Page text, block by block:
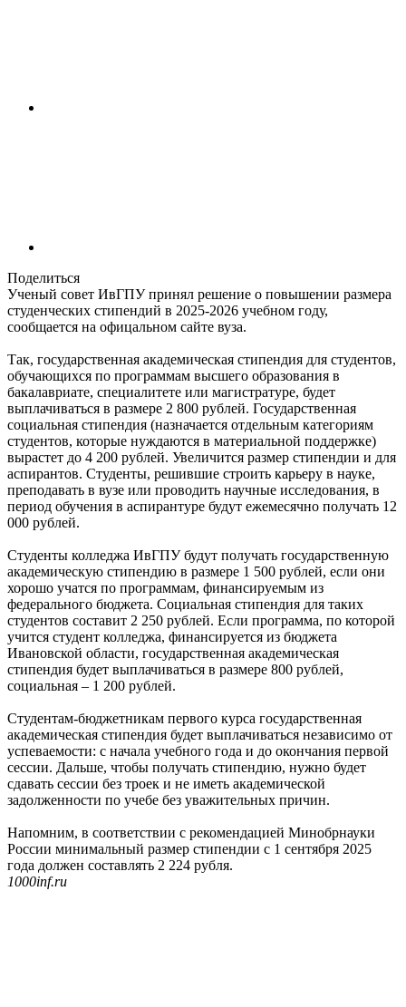
Поделиться
Ученый совет ИвГПУ принял решение о повышении размера
студенческих стипендий в 2025-2026 учебном году,
сообщается на офицальном сайте вуза.
Так, государственная академическая стипендия для студентов,
обучающихся по программам высшего образования в
бакалавриате, специалитете или магистратуре, будет
выплачиваться в размере 2 800 рублей. Государственная
социальная стипендия (назначается отдельным категориям
студентов, которые нуждаются в материальной поддержке)
вырастет до 4 200 рублей. Увеличится размер стипендии и для
аспирантов. Студенты, решившие строить карьеру в науке,
преподавать в вузе или проводить научные исследования, в
период обучения в аспирантуре будут ежемесячно получать 12
000 рублей.
Студенты колледжа ИвГПУ будут получать государственную
академическую стипендию в размере 1 500 рублей, если они
хорошо учатся по программам, финансируемым из
федерального бюджета. Социальная стипендия для таких
студентов составит 2 250 рублей. Если программа, по которой
учится студент колледжа, финансируется из бюджета
Ивановской области, государственная академическая
стипендия будет выплачиваться в размере 800 рублей,
социальная – 1 200 рублей.
Студентам-бюджетникам первого курса государственная
академическая стипендия будет выплачиваться независимо от
успеваемости: с начала учебного года и до окончания первой
сессии. Дальше, чтобы получать стипендию, нужно будет
сдавать сессии без троек и не иметь академической
задолженности по учебе без уважительных причин.
Напомним, в соответствии с рекомендацией Минобрнауки
России минимальный размер стипендии с 1 сентября 2025
года должен составлять 2 224 рубля.
1000inf.ru